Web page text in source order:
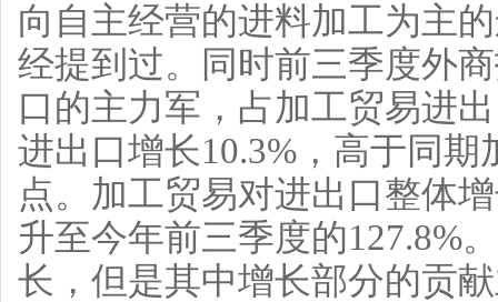
向自主经营的进料加工为主
经提到过。同时前三季度外
口的主力军，占加工贸易进
进出口增长10.3%，高于同
点。加工贸易对进出口整体
升至今年前三季度的127.8%
长，但是其中增长部分的贡